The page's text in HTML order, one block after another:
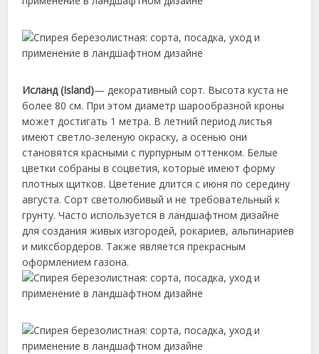
Исланд (Island)— декоративный сорт. Высота куста не
более 80 см. При этом диаметр шарообразной кроны
может достигать 1 метра. В летний период листья
имеют светло-зеленую окраску, а осенью они
становятся красными с пурпурным оттенком. Белые
цветки собраны в соцветия, которые имеют форму
плотных щитков. Цветение длится с июня по середину
августа. Сорт светолюбивый и не требовательный к
грунту. Часто используется в ландшафтном дизайне
для создания живых изгородей, рокариев, альпинариев
и миксбордеров. Также является прекрасным
оформлением газона.